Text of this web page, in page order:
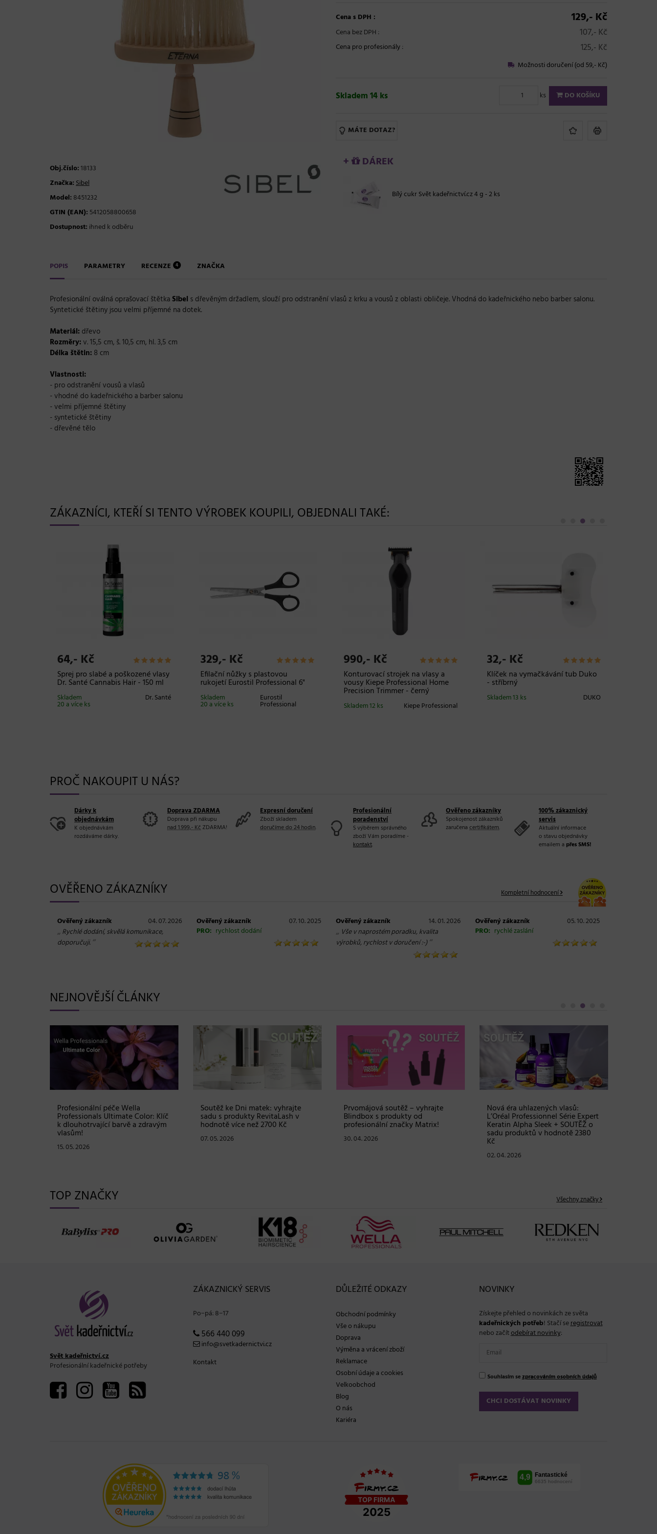
Obj.číslo:18133
Značka:Sibel
Model: 8451232
GTIN (EAN): 5412058800658
Dostupnost: ihned k odběru
Cena s DPH : 129,- Kč
Cena bez DPH : 107,- Kč
Cena pro profesionály: 125,- Kč
Možnosti doručení (od 59,- Kč)
Skladem 14 ks ks DO KOŠÍKU
MÁTE DOTAZ?
+ DÁREK
Bílý cukr Svět kadeřnictví.cz 4 g - 2 ks
POPIS PARAMETRY RECENZE 4 ZNAČKA
Profesionální oválná oprašovací štětkaSibel s dřevěným držadlem, slouží pro odstranění vlasů z krku a vousů z oblasti obličeje. Vhodná do kadeřnického nebo barber salonu.
Syntetické štětiny jsou velmi příjemné na dotek.
Materiál: dřevo
Rozměry:v. 15,5 cm, š. 10,5 cm, hl. 3,5 cm
Délka štětin: 8 cm
Vlastnosti:
- pro odstranění vousů a vlasů
- vhodné do kadeřnického a barber salonu
- velmi příjemné štětiny
- syntetické štětiny
- dřevěné tělo
ZÁKAZNÍCI, KTEŘÍ SI TENTO VÝROBEK KOUPILI, OBJEDNALI TAKÉ:
64,- Kč
Sprej pro slabé a poškozené vlasy
Dr. Santé Cannabis Hair - 150 ml
Dr. Santé
Skladem
20 a více ks
329,- Kč
Efilační nůžky s plastovou
rukojetí Eurostil Professional 6"
Eurostil
Professional
Skladem
20 a více ks
990,- Kč
Konturovací strojek na vlasy a
vousy Kiepe Professional Home
Precision Trimmer - černý
Kiepe Professional
Skladem 12 ks
32,- Kč
Klíček na vymačkávání tub Duko
- stříbrný
DUKO
Skladem 13 ks
PROČ NAKOUPIT U NÁS?
Dárky k
objednávkám
K objednávkám
rozdáváme dárky.
Doprava ZDARMA
Doprava při nákupu
nad 1.999,- KčZDARMA!
Expresní doručení
Zboží skladem
doručíme do 24 hodin.
Profesionální
poradenství
S výběrem správného
zboží Vám poradíme -
kontakt.
Ověřeno zákazníky
Spokojenost zákazníků
zaručena certifikátem.
100% zákaznický
servis
Aktuální informace
o stavu objednávky
emailem a přes SMS!
OVĚŘENO ZÁKAZNÍKY Kompletní hodnocení
Ověřený zákazník 04. 07. 2026
„ Rychlé dodání, skvělá komunikace,
doporučuji. “
Ověřený zákazník
07. 10. 2025
PRO: rychlost dodání
Ověřený zákazník 14. 01. 2026
„ Vše v naprostém poradku, kvalita
výrobků, rychlost v doručení :-)“
Ověřený zákazník
05. 10. 2025
PRO: rychlé zaslání
NEJNOVĚJŠÍ ČLÁNKY
Profesionální péče Wella
Professionals Ultimate Color: Klíč
k dlouhotrvající barvě a zdravým
vlasům!
15. 05. 2026
Soutěž ke Dni matek: vyhrajte
sadu s produkty RevitaLash v
hodnotě více než 2700 Kč
07. 05. 2026
Prvomájová soutěž – vyhrajte
Blindbox s produkty od
profesionální značky Matrix!
30. 04. 2026
Nová éra uhlazených vlasů:
L’Oréal Professionnel Série Expert
Keratin Alpha Sleek + SOUTĚŽ o
sadu produktů v hodnotě 2380
Kč
02. 04. 2026
TOP ZNAČKY Všechny značky
Svět kadeřnictví.cz
Profesionální kadeřnické potřeby
ZÁKAZNICKÝ SERVIS
Po−pá: 8−17
566 440 099
info@svetkadernictvi.cz
Kontakt
DŮLEŽITÉ ODKAZY
Obchodní podmínky
Vše o nákupu
Doprava
Výměna a vrácení zboží
Reklamace
Osobní údaje a cookies
Velkoobchod
Blog
O nás
Kariéra
NOVINKY
Získejte přehled o novinkách ze světa
kadeřnických potřeb! Stačí seregistrovat
nebo začítodebírat novinky:
Souhlasím sezpracováním osobních údajů